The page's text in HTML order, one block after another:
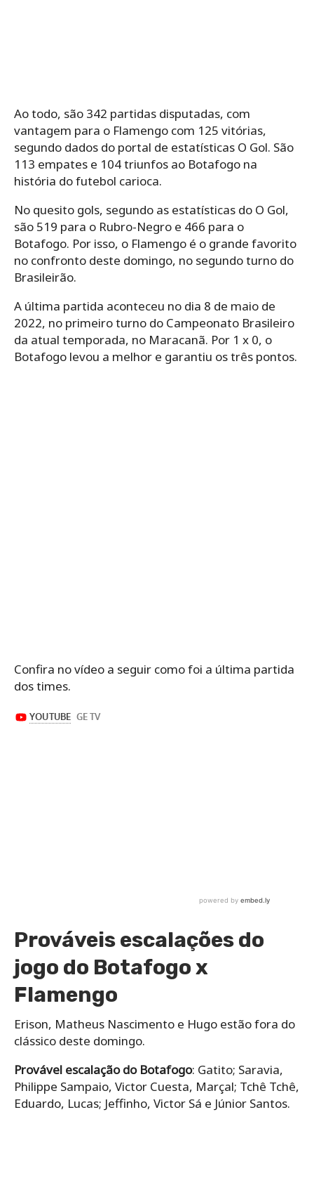
Ao todo, são 342 partidas disputadas, com
vantagem para o Flamengo com 125 vitórias,
segundo dados do portal de estatísticas O Gol. São
113 empates e 104 triunfos ao Botafogo na
história do futebol carioca.
No quesito gols, segundo as estatísticas do O Gol,
são 519 para o Rubro-Negro e 466 para o
Botafogo. Por isso, o Flamengo é o grande favorito
no confronto deste domingo, no segundo turno do
Brasileirão.
A última partida aconteceu no dia 8 de maio de
2022, no primeiro turno do Campeonato Brasileiro
da atual temporada, no Maracanã. Por 1 x 0, o
Botafogo levou a melhor e garantiu os três pontos.
Confira no vídeo a seguir como foi a última partida
dos times.
Prováveis escalações do
jogo do Botafogo x
Flamengo
Erison, Matheus Nascimento e Hugo estão fora do
clássico deste domingo.
Provável escalação do Botafogo: Gatito; Saravia,
Philippe Sampaio, Victor Cuesta, Marçal; Tchê Tchê,
Eduardo, Lucas; Jeffinho, Victor Sá e Júnior Santos.